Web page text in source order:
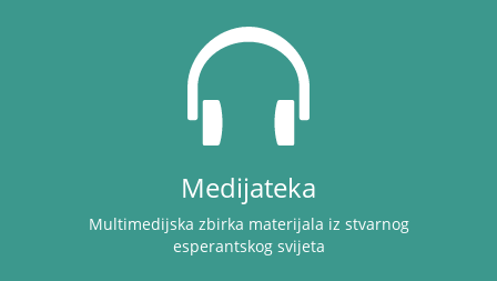
Medijateka
Multimedijska zbirka materijala iz stvarnog
esperantskog svijeta